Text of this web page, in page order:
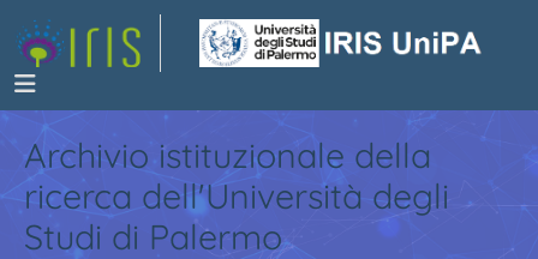
Archivio istituzionale della
ricerca dell'Università degli
Studi di Palermo